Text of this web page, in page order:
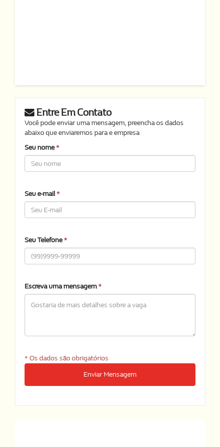
Entre Em Contato
Você pode enviar uma mensagem, preencha os dados
abaixo que enviaremos para e empresa
Seu nome*
Seu e-mail*
Seu Telefone*
Escreva uma mensagem*
* Os dados são obrigatórios
Enviar Mensagem